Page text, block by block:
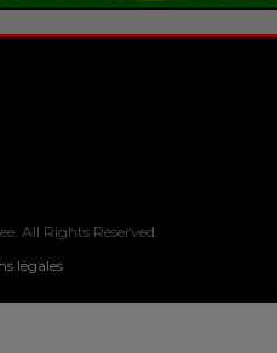
All Rights Reserved.
légales